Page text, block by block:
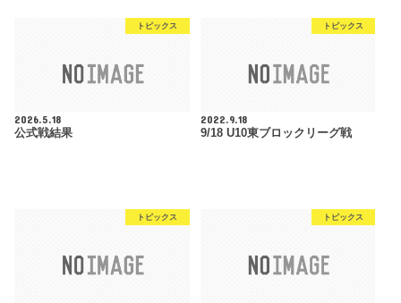
トピックス
2026.5.18
公式戦結果
トピックス
2022.9.18
9/18 U10東ブロックリーグ戦
トピックス トピックス